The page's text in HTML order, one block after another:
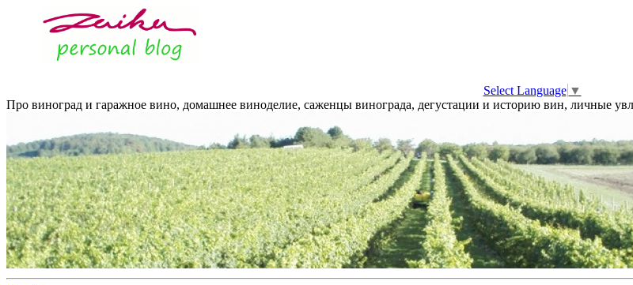
Select Language ▼
Про виноград и гаражное вино, домашнее виноделие, саженцы винограда, дегустации и историю вин, личные